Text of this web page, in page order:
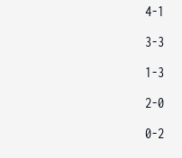
4-1
3-3
1-3
2-0
0-2